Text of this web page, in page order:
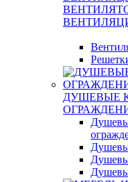
ДУШЕВЫЕ